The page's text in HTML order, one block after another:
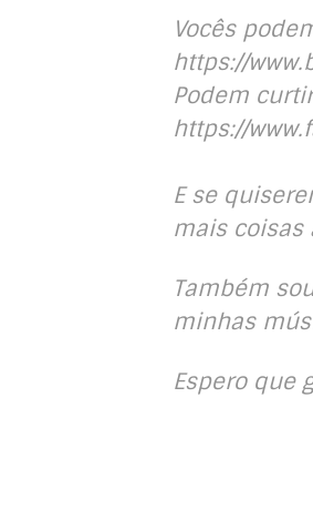
Vocês
https://
Podem
https://
E se
mais coisas
Também
minhas
Espero que